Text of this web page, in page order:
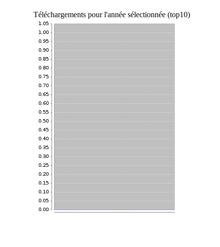
Téléchargements pour l'année sélectionnée (top10)